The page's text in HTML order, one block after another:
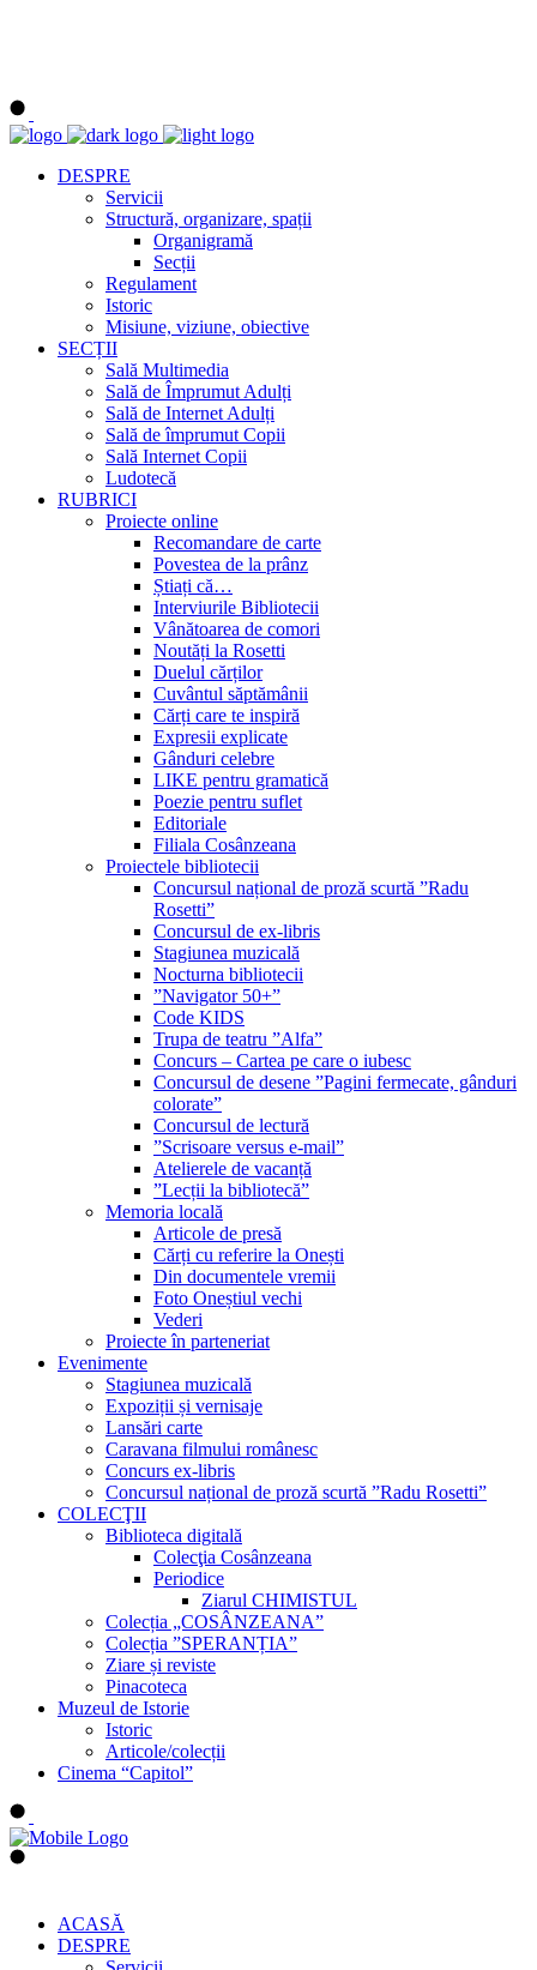
DESPRE
Servicii
Structură, organizare, spații
Organigramă
Secții
Regulament
Istoric
Misiune, viziune, obiective
SECȚII
Sală Multimedia
Sală de Împrumut Adulți
Sală de Internet Adulți
Sală de împrumut Copii
Sală Internet Copii
Ludotecă
RUBRICI
Proiecte online
Recomandare de carte
Povestea de la prânz
Știați că…
Interviurile Bibliotecii
Vânătoarea de comori
Noutăți la Rosetti
Duelul cărților
Cuvântul săptămânii
Cărți care te inspiră
Expresii explicate
Gânduri celebre
LIKE pentru gramatică
Poezie pentru suflet
Editoriale
Filiala Cosânzeana
Proiectele bibliotecii
Concursul național de proză scurtă ”Radu
Rosetti”
Concursul de ex-libris
Stagiunea muzicală
Nocturna bibliotecii
”Navigator 50+”
Code KIDS
Trupa de teatru ”Alfa”
Concurs – Cartea pe care o iubesc
Concursul de desene ”Pagini fermecate, gânduri
colorate”
Concursul de lectură
”Scrisoare versus e-mail”
Atelierele de vacanță
”Lecții la bibliotecă”
Memoria locală
Articole de presă
Cărți cu referire la Onești
Din documentele vremii
Foto Oneștiul vechi
Vederi
Proiecte în parteneriat
Evenimente
Stagiunea muzicală
Expoziții și vernisaje
Lansări carte
Caravana filmului românesc
Concurs ex-libris
Concursul național de proză scurtă ”Radu Rosetti”
COLECŢII
Biblioteca digitală
Colecţia Cosânzeana
Periodice
Ziarul CHIMISTUL
Colecția „COSÂNZEANA”
Colecția ”SPERANȚIA”
Ziare și reviste
Pinacoteca
Muzeul de Istorie
Istoric
Articole/colecții
Cinema “Capitol”
ACASĂ
DESPRE